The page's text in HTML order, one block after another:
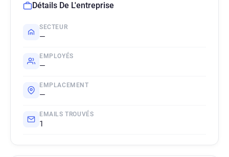
Détails De L'entreprise
SECTEUR
—
EMPLOYÉS
—
EMPLACEMENT
—
EMAILS TROUVÉS
1